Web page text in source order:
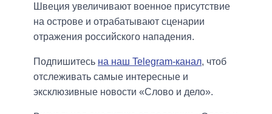
Швеция увеличивают военное присутствие
на острове и отрабатывают сценарии
отражения российского нападения.
Подпишитесь на наш Telegram-канал, чтоб
отслеживать самые интересные и
эксклюзивные новости «Слово и дело».